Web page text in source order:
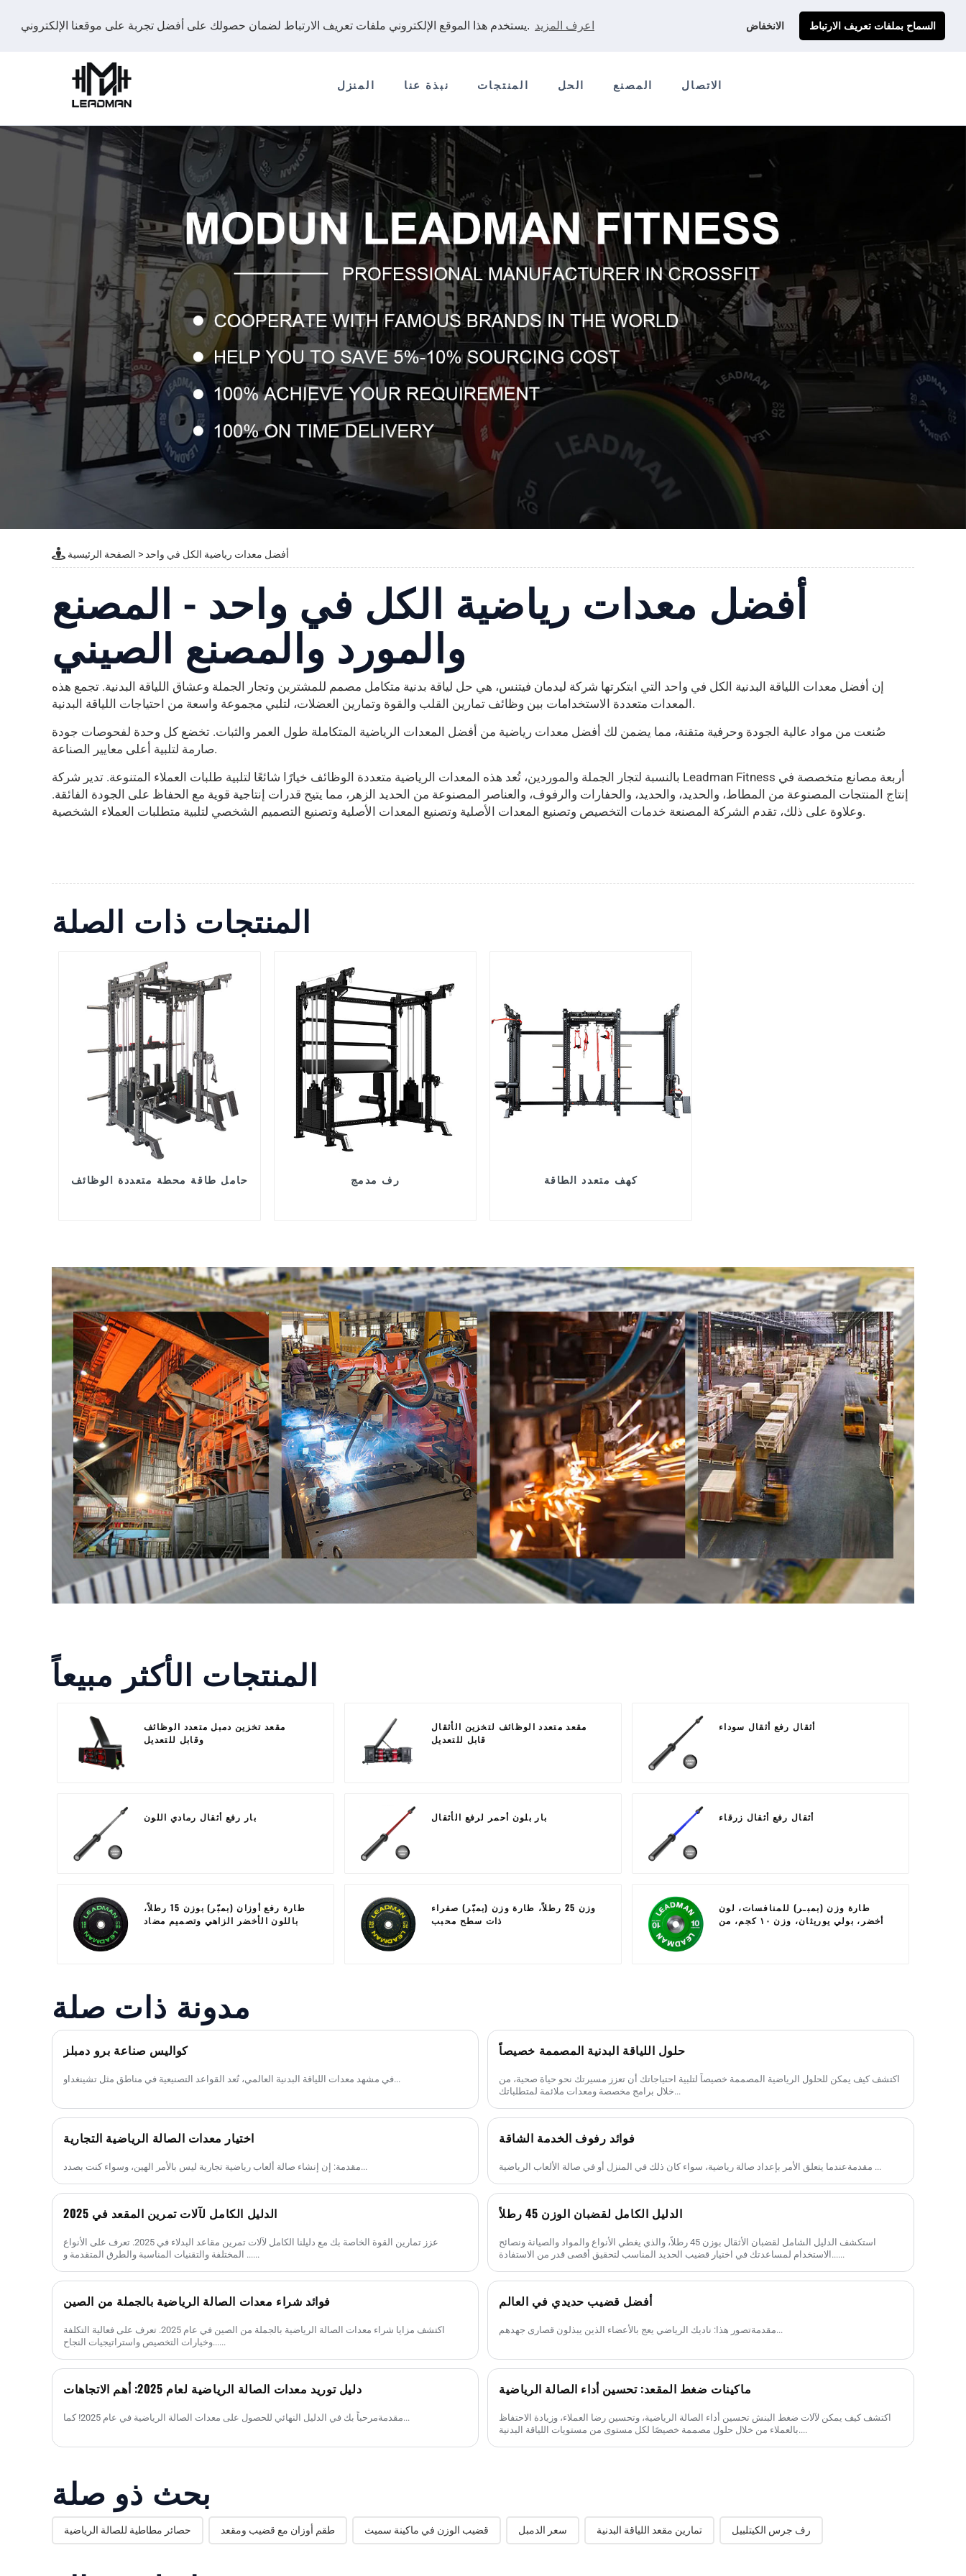
يستخدم هذا الموقع الإلكتروني ملفات تعريف الارتباط لضمان حصولك على أفضل تجربة على موقعنا الإلكتروني. اعرف المزيد الانخفاض السماح بملفات تعريف الارتباط Ads@qdmodun.com احصل على عرض سعر مخصص لك
المنزل نبذة عنا المنتجات الحل المصنع الاتصال
الصفحة الرئيسية > أفضل معدات رياضية الكل في واحد
أفضل معدات رياضية الكل في واحد - المصنع
والمورد والمصنع الصيني
إن أفضل معدات اللياقة البدنية الكل في واحد التي ابتكرتها شركة ليدمان فيتنس، هي حل لياقة بدنية متكامل مصمم للمشترين وتجار الجملة وعشاق اللياقة البدنية. تجمع هذه
المعدات متعددة الاستخدامات بين وظائف تمارين القلب والقوة وتمارين العضلات، لتلبي مجموعة واسعة من احتياجات اللياقة البدنية.
صُنعت من مواد عالية الجودة وحرفية متقنة، مما يضمن لك أفضل معدات رياضية من أفضل المعدات الرياضية المتكاملة طول العمر والثبات. تخضع كل وحدة لفحوصات جودة
صارمة لتلبية أعلى معايير الصناعة.
بالنسبة لتجار الجملة والموردين، تُعد هذه المعدات الرياضية متعددة الوظائف خيارًا شائعًا لتلبية طلبات العملاء المتنوعة. تدير شركة Leadman Fitness أربعة مصانع متخصصة في
إنتاج المنتجات المصنوعة من المطاط، والحديد، والحديد، والحفارات والرفوف، والعناصر المصنوعة من الحديد الزهر، مما يتيح قدرات إنتاجية قوية مع الحفاظ على الجودة الفائقة.
وعلاوة على ذلك، تقدم الشركة المصنعة خدمات التخصيص وتصنيع المعدات الأصلية وتصنيع المعدات الأصلية وتصنيع التصميم الشخصي لتلبية متطلبات العملاء الشخصية.
المنتجات ذات الصلة
حامل طاقة محطة متعددة الوظائف رف مدمج كهف متعدد الطاقة
المنتجات الأكثر مبيعاً
مقعد تخزين دمبل متعدد الوظائف
وقابل للتعديل
مقعد متعدد الوظائف لتخزين الأثقال
قابل للتعديل
أثقال رفع أثقال سوداء
بار رفع أثقال رمادي اللون بار بلون أحمر لرفع الأثقال أثقال رفع أثقال زرقاء
طارة رفع أوزان (بمبّر) بوزن 15 رطلاً،
باللون الأخضر الزاهي وتصميم مضاد
وزن 25 رطلاً، طارة وزن (بمبّر) صفراء
ذات سطح محبب
طارة وزن (بمبـر) للمنافسات، لون
أخضر، بولي يوريثان، وزن ١٠ كجم، من
مدونة ذات صلة
كواليس صناعة برو دمبلز
في مشهد معدات اللياقة البدنية العالمي، تُعد القواعد التصنيعية في مناطق مثل تشينغداو...
حلول اللياقة البدنية المصممة خصيصاً
اكتشف كيف يمكن للحلول الرياضية المصممة خصيصاً لتلبية احتياجاتك أن تعزز مسيرتك نحو حياة صحية، من
خلال برامج مخصصة ومعدات ملائمة لمتطلباتك...
اختيار معدات الصالة الرياضية التجارية
مقدمة: إن إنشاء صالة ألعاب رياضية تجارية ليس بالأمر الهين، وسواء كنت بصدد...
فوائد رفوف الخدمة الشاقة
مقدمةعندما يتعلق الأمر بإعداد صالة رياضية، سواء كان ذلك في المنزل أو في صالة الألعاب الرياضية ...
الدليل الكامل لآلات تمرين المقعد في 2025
عزز تمارين القوة الخاصة بك مع دليلنا الكامل لآلات تمرين مقاعد البدلاء في 2025. تعرف على الأنواع
المختلفة والتقنيات المناسبة والطرق المتقدمة و ......
الدليل الكامل لقضبان الوزن 45 رطلاً
استكشف الدليل الشامل لقضبان الأثقال بوزن 45 رطلاً، والذي يغطي الأنواع والمواد والصيانة ونصائح
الاستخدام لمساعدتك في اختيار قضيب الحديد المناسب لتحقيق أقصى قدر من الاستفادة......
فوائد شراء معدات الصالة الرياضية بالجملة من الصين
اكتشف مزايا شراء معدات الصالة الرياضية بالجملة من الصين في عام 2025. تعرف على فعالية التكلفة
وخيارات التخصيص واستراتيجيات النجاح......
أفضل قضيب حديدي في العالم
مقدمةتصور هذا: ناديك الرياضي يعج بالأعضاء الذين يبذلون قصارى جهدهم...
دليل توريد معدات الصالة الرياضية لعام 2025: أهم الاتجاهات
مقدمةمرحباً بك في الدليل النهائي للحصول على معدات الصالة الرياضية في عام 2025! كما...
ماكينات ضغط المقعد: تحسين أداء الصالة الرياضية
اكتشف كيف يمكن لآلات ضغط البنش تحسين أداء الصالة الرياضية، وتحسين رضا العملاء، وزيادة الاحتفاظ
بالعملاء من خلال حلول مصممة خصيصًا لكل مستوى من مستويات اللياقة البدنية....
بحث ذو صلة
حصائر مطاطية للصالة الرياضية طقم أوزان مع قضيب ومقعد قضيب الوزن في ماكينة سميث سعر الدمبل تمارين مقعد اللياقة البدنية رف جرس الكيتلبيل